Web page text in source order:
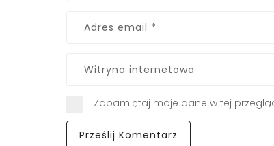
Zapamiętaj moje dane w tej